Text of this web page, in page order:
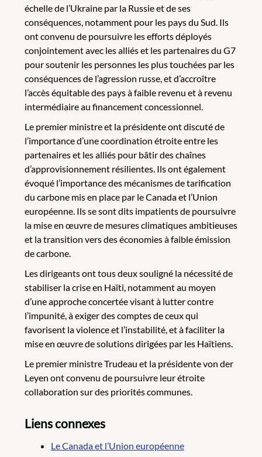
échelle de l’Ukraine par la Russie et de ses
conséquences, notamment pour les pays du Sud. Ils
ont convenu de poursuivre les efforts déployés
conjointement avec les alliés et les partenaires du G7
pour soutenir les personnes les plus touchées par les
conséquences de l’agression russe, et d’accroître
l’accès équitable des pays à faible revenu et à revenu
intermédiaire au financement concessionnel.
Le premier ministre et la présidente ont discuté de
l’importance d’une coordination étroite entre les
partenaires et les alliés pour bâtir des chaînes
d’approvisionnement résilientes. Ils ont également
évoqué l’importance des mécanismes de tarification
du carbone mis en place par le Canada et l’Union
européenne. Ils se sont dits impatients de poursuivre
la mise en œuvre de mesures climatiques ambitieuses
et la transition vers des économies à faible émission
de carbone.
Les dirigeants ont tous deux souligné la nécessité de
stabiliser la crise en Haïti, notamment au moyen
d’une approche concertée visant à lutter contre
l’impunité, à exiger des comptes de ceux qui
favorisent la violence et l’instabilité, et à faciliter la
mise en œuvre de solutions dirigées par les Haïtiens.
Le premier ministre Trudeau et la présidente von der
Leyen ont convenu de poursuivre leur étroite
collaboration sur des priorités communes.
Liens connexes
Le Canada et l’Union européenne